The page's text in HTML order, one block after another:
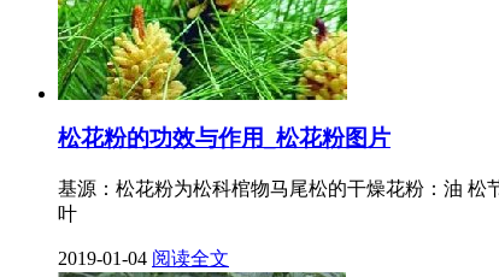
松花粉的功效与作用_松花粉图片
基源：松花粉为松科棺物马尾松的干燥花粉：油 松
叶
2019-01-04 阅读全文